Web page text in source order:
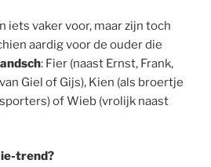
iets vaker voor, maar zijn toch
aardig voor de ouder die
: Fier (naast Ernst, Frank,
Giel of Gijs), Kien (als broertje
of Wieb (vrolijk naast
ie-trend?